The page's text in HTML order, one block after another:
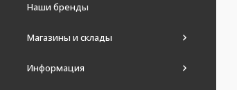
Наши бренды
Магазины и склады
Информация